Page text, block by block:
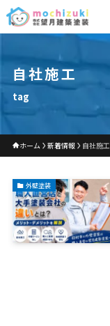
自社施工
tag
ホーム 新着情報 自社施工
外壁塗装